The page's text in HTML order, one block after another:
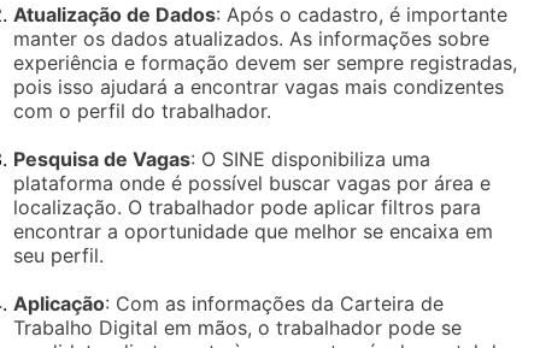
Atualização de Dados: Após o cadastro, é importante
manter os dados atualizados. As informações sobre
experiência e formação devem ser sempre registradas,
pois isso ajudará a encontrar vagas mais condizentes
com o perfil do trabalhador.
Pesquisa de Vagas: O SINE disponibiliza uma
plataforma onde é possível buscar vagas por área e
localização. O trabalhador pode aplicar filtros para
encontrar a oportunidade que melhor se encaixa em
seu perfil.
Aplicação: Com as informações da Carteira de
Trabalho Digital em mãos, o trabalhador pode se